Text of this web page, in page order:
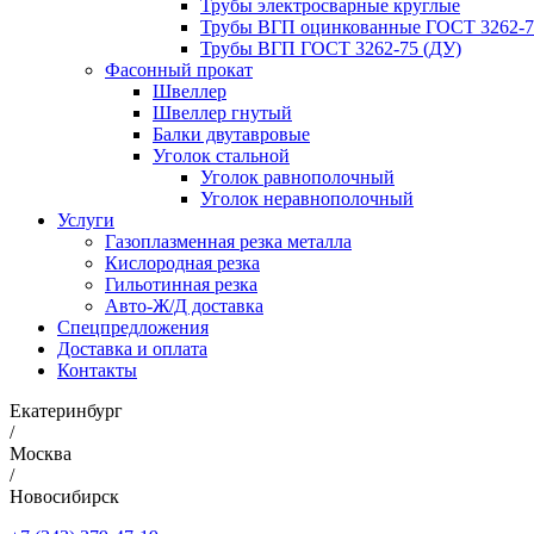
Трубы электросварные круглые
Трубы ВГП оцинкованные ГОСТ 3262-
Трубы ВГП ГОСТ 3262-75 (ДУ)
Фасонный прокат
Швеллер
Швеллер гнутый
Балки двутавровые
Уголок стальной
Уголок равнополочный
Уголок неравнополочный
Услуги
Газоплазменная резка металла
Кислородная резка
Гильотинная резка
Авто-Ж/Д доставка
Спецпредложения
Доставка и оплата
Контакты
Екатеринбург
/
Москва
/
Новосибирск